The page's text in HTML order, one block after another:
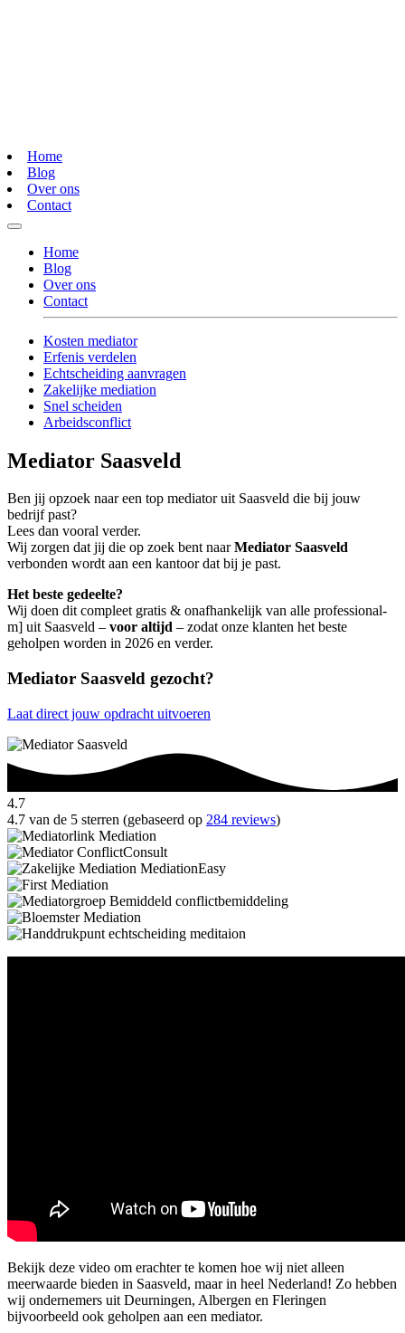
Home
Blog
Over ons
Contact
Home
Blog
Over ons
Contact
Kosten mediator
Erfenis verdelen
Echtscheiding aanvragen
Zakelijke mediation
Snel scheiden
Arbeidsconflict
Mediator Saasveld
Ben jij opzoek naar een top mediator uit Saasveld die bij jouw
bedrijf past?
Lees dan vooral verder.
Wij zorgen dat jij die op zoek bent naarMediator Saasveld
verbonden wordt aan een kantoor dat bij je past.
Het beste gedeelte?
Wij doen dit compleet gratis & onafhankelijk van alle professional-
m] uit Saasveld – voor altijd – zodat onze klanten het beste
geholpen worden in 2026 en verder.
Mediator Saasveld gezocht?
Laat direct jouw opdracht uitvoeren
4.7
4.7 van de 5 sterren (gebaseerd op 284 reviews)
Bekijk deze video om erachter te komen hoe wij niet alleen
meerwaarde bieden in Saasveld, maar in heel Nederland! Zo hebben
wij ondernemers uit Deurningen, Albergen en Fleringen
bijvoorbeeld ook geholpen aan een mediator.